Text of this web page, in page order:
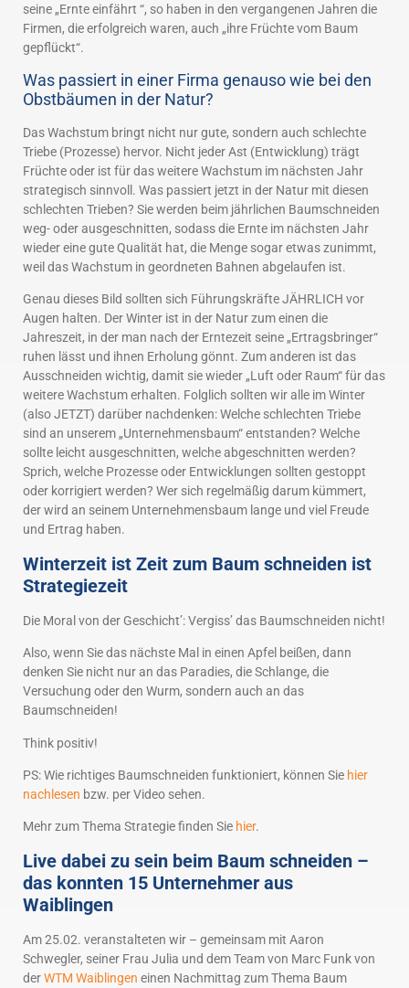
seine „Ernte einfährt “, so haben in den vergangenen Jahren die
Firmen, die erfolgreich waren, auch „ihre Früchte vom Baum
gepflückt“.
Was passiert in einer Firma genauso wie bei den
Obstbäumen in der Natur?
Das Wachstum bringt nicht nur gute, sondern auch schlechte
Triebe (Prozesse) hervor. Nicht jeder Ast (Entwicklung) trägt
Früchte oder ist für das weitere Wachstum im nächsten Jahr
strategisch sinnvoll. Was passiert jetzt in der Natur mit diesen
schlechten Trieben? Sie werden beim jährlichen Baumschneiden
weg- oder ausgeschnitten, sodass die Ernte im nächsten Jahr
wieder eine gute Qualität hat, die Menge sogar etwas zunimmt,
weil das Wachstum in geordneten Bahnen abgelaufen ist.
Genau dieses Bild sollten sich Führungskräfte JÄHRLICH vor
Augen halten. Der Winter ist in der Natur zum einen die
Jahreszeit, in der man nach der Erntezeit seine „Ertragsbringer“
ruhen lässt und ihnen Erholung gönnt. Zum anderen ist das
Ausschneiden wichtig, damit sie wieder „Luft oder Raum“ für das
weitere Wachstum erhalten. Folglich sollten wir alle im Winter
(also JETZT) darüber nachdenken: Welche schlechten Triebe
sind an unserem „Unternehmensbaum“ entstanden? Welche
sollte leicht ausgeschnitten, welche abgeschnitten werden?
Sprich, welche Prozesse oder Entwicklungen sollten gestoppt
oder korrigiert werden? Wer sich regelmäßig darum kümmert,
der wird an seinem Unternehmensbaum lange und viel Freude
und Ertrag haben.
Winterzeit ist Zeit zum Baum schneiden ist
Strategiezeit
Die Moral von der Geschicht’: Vergiss’ das Baumschneiden nicht!
Also, wenn Sie das nächste Mal in einen Apfel beißen, dann
denken Sie nicht nur an das Paradies, die Schlange, die
Versuchung oder den Wurm, sondern auch an das
Baumschneiden!
Think positiv!
PS: Wie richtiges Baumschneiden funktioniert, können Sie hier
nachlesen bzw. per Video sehen.
Mehr zum Thema Strategie finden Sie hier.
Live dabei zu sein beim Baum schneiden –
das konnten 15 Unternehmer aus
Waiblingen
Am 25.02. veranstalteten wir – gemeinsam mit Aaron
Schwegler, seiner Frau Julia und dem Team von Marc Funk von
derWTM Waiblingen einen Nachmittag zum Thema Baum